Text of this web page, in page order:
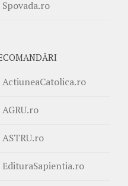
Spovada.ro
ActiuneaCatolica.ro
AGRU.ro
ASTRU.ro
EdituraSapientia.ro